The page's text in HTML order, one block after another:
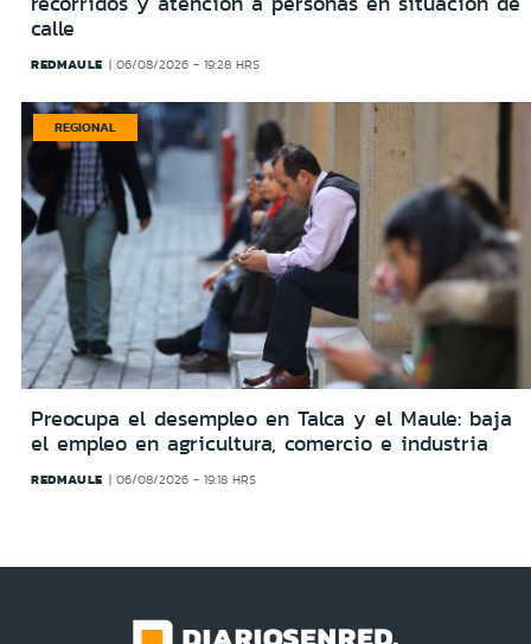
calle
REDMAULE 06/08/2026 - 19:28 HRS
REGIONAL
Preocupa el desempleo en Talca y el Maule: baja
el empleo en agricultura, comercio e industria
REDMAULE 06/08/2026 - 19:18 HRS